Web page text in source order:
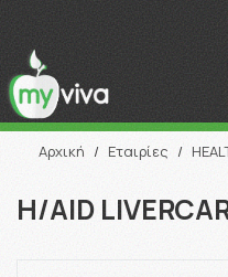
Αρχική / Εταιρίες /
H/AID